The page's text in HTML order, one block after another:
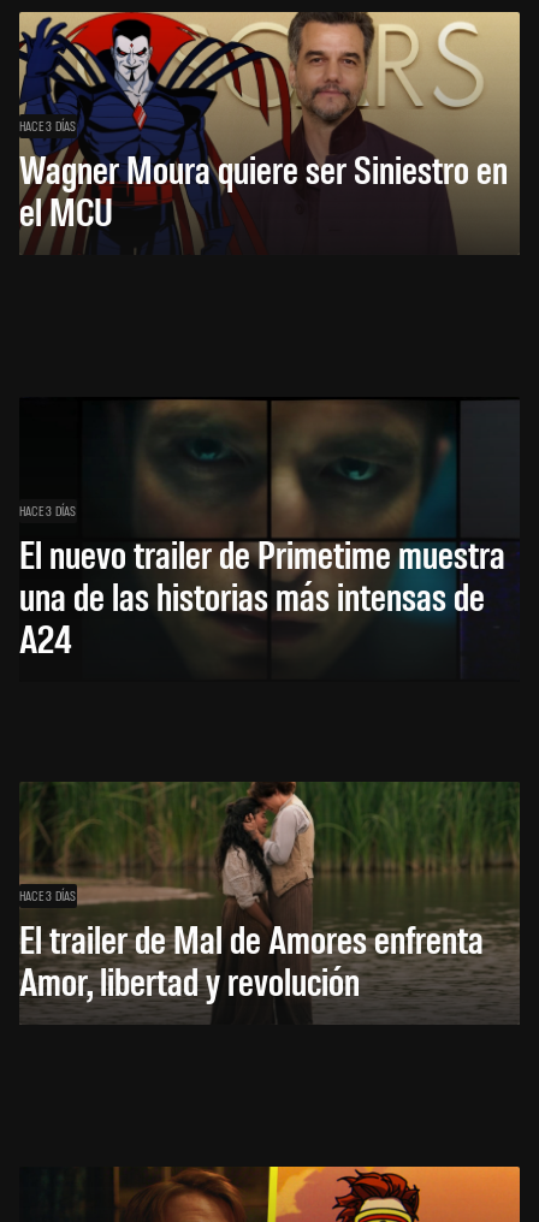
HACE 3 DÍAS
Wagner Moura quiere ser Siniestro en
el MCU
HACE 3 DÍAS
El nuevo trailer de Primetime muestra
una de las historias más intensas de
A24
HACE 3 DÍAS
El trailer de Mal de Amores enfrenta
Amor, libertad y revolución